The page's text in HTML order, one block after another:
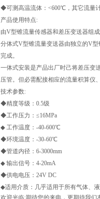
◆可测高温流体：<600℃，其它流量
产品使用特点:
由V型锥流量传感器和差压变送器组
分体式V型锥流量变送器由独立的V
完成。
一体式安装是产品出厂时己将差压变
压管。但必需配接相应的流量积算仪
技术参数:
◆精度等级：0.5级
◆工作压力：≤16MPa
◆ 工作温度：-40-600℃
◆环境温度：-30-60℃
◆管道内径：6-3000mm
◆ 输出信号：4-20mA
◆供电电压：24V DC
◆适用介质：几乎适用于所有气体、
欢迎光临;期待您的来电 ，更期待我